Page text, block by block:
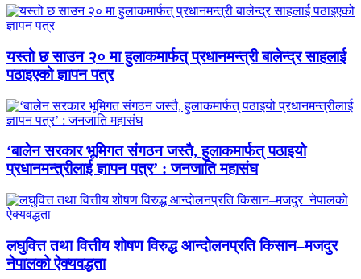
यस्तो छ साउन २० मा हुलाकमार्फत् प्रधानमन्त्री बालेन्द्र साहलाई
पठाइएको ज्ञापन पत्र
‘बालेन सरकार भूमिगत संगठन जस्तै, हुलाकमार्फत् पठाइयो
प्रधानमन्त्रीलाई ज्ञापन पत्र’ : जनजाति महासंघ
लघुवित्त तथा वित्तीय शोषण विरुद्ध आन्दोलनप्रति किसान–मजदुर
नेपालको ऐक्यवद्धता